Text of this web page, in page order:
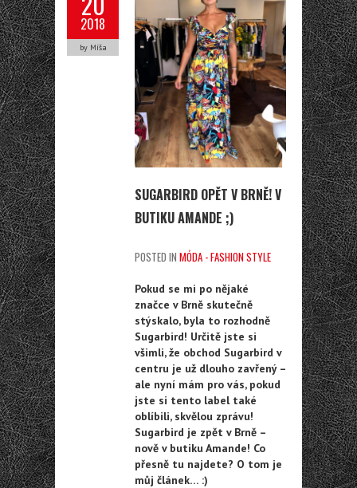
2018
by Míša
SUGARBIRD OPĚT V BRNĚ! V
BUTIKU AMANDE ;)
POSTED IN MÓDA - FASHION STYLE
Pokud se mi po nějaké
značce v Brně skutečně
stýskalo, byla to rozhodně
Sugarbird! Určitě jste si
všimli, že obchod Sugarbird v
centru je už dlouho zavřený –
ale nyní mám pro vás, pokud
jste si tento label také
oblíbili, skvělou zprávu!
Sugarbird je zpět v Brně –
nově v butiku Amande! Co
přesně tu najdete? O tom je
můj článek… :)